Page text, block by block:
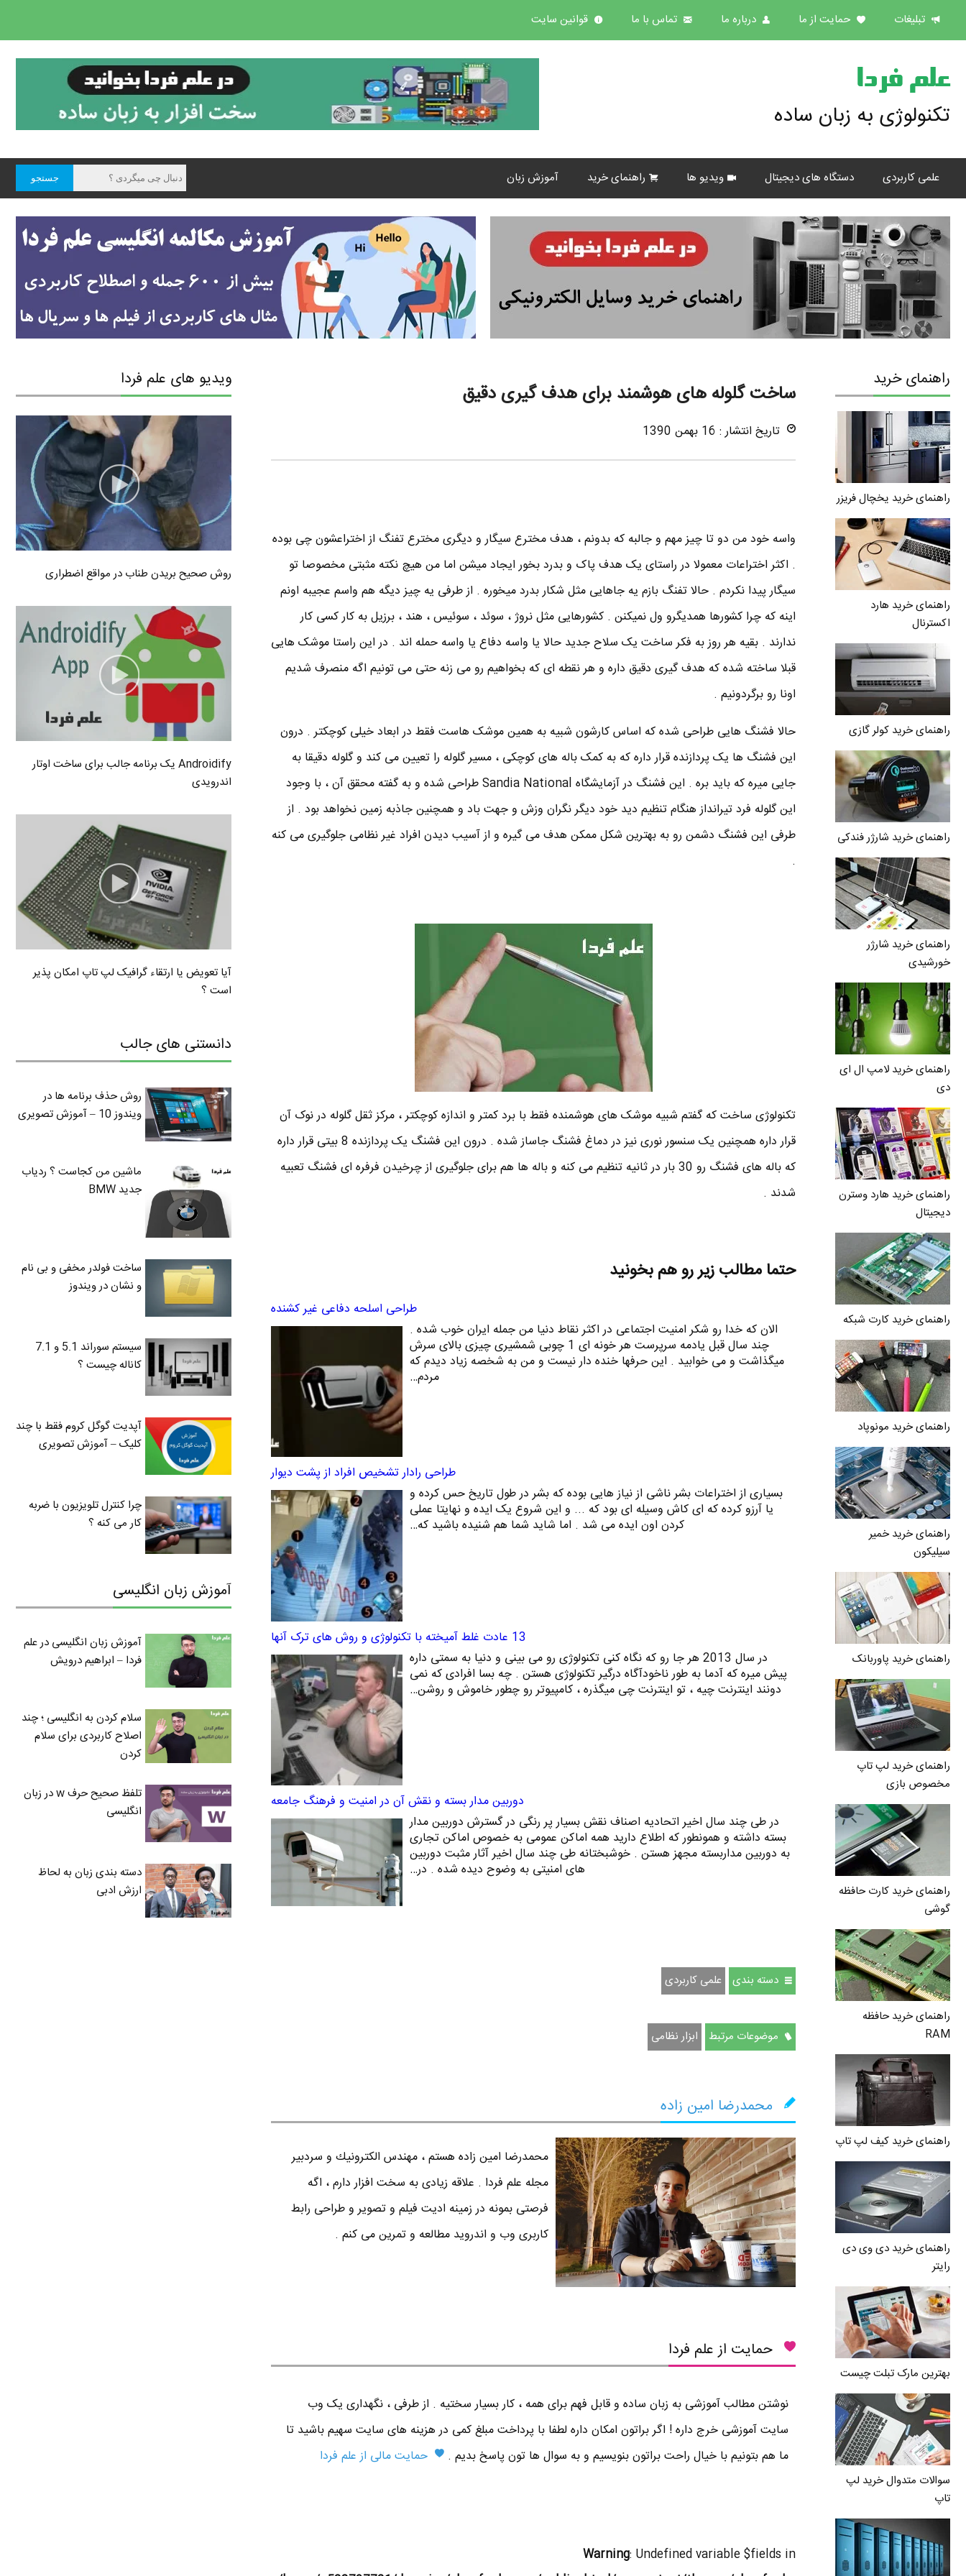
تبلیغات حمایت از ما درباره ما تماس با ما قوانین سایت
علم فردا
تکنولوژی به زبان ساده
علمی کاربردی دستگاه های دیجیتال ویدیو ها راهنمای خرید آموزش زبان
راهنمای خرید
راهنمای خرید یخچال فریزر
راهنمای خرید هارد
اکسترنال
راهنمای خرید کولر گازی
راهنمای خرید شارژر فندکی
راهنمای خرید شارژر
خورشیدی
راهنمای خرید لامپ ال ای
دی
راهنمای خرید هارد وسترن
دیجیتال
راهنمای خرید کارت شبکه
راهنمای خرید مونوپاد
راهنمای خرید خمیر
سیلیکون
راهنمای خرید پاوربانک
راهنمای خرید لپ تاپ
مخصوص بازی
راهنمای خرید کارت حافظه
گوشی
راهنمای خرید حافظه
RAM
راهنمای خرید کیف لپ تاپ
راهنمای خرید دی وی دی
رایتر
بهترین مارک تبلت چیست
سوالات متدوال خرید لپ
تاپ
ساخت گلوله های هوشمند برای هدف گیری دقیق
تاریخ انتشار : 16 بهمن 1390
واسه خود من دو تا چیز مهم و جالبه که بدونم ، هدف مخترع سیگار و دیگری مخترع تفنگ از اختراعشون چی بوده
. اکثر اختراعات معمولا در راستای یک هدف پاک و بدرد بخور ایجاد میشن اما من هیچ نکته مثبتی مخصوصا تو
سیگار پیدا نکردم . حالا تفنگ بازم یه جاهایی مثل شکار بدرد میخوره . از طرفی یه چیز دیگه هم واسم عجیبه اونم
اینه که چرا کشورها همدیگرو ول نمیکنن . کشورهایی مثل نروژ ، سوئد ، سوئیس ، هند ، برزیل به کار کسی کار
ندارند . بقیه هر روز به فکر ساخت یک سلاح جدید حالا یا واسه دفاع یا واسه حمله اند . در این راستا موشک هایی
قبلا ساخته شده که هدف گیری دقیق داره و هر نقطه ای که بخواهیم رو می زنه حتی می تونیم اگه منصرف شدیم
اونا رو برگردونیم .
حالا فشنگ هایی طراحی شده که اساس کارشون شبیه به همین موشک هاست فقط در ابعاد خیلی کوچکتر . درون
این فشنگ ها یک پردازنده قرار داره که به کمک باله های کوچکی ، مسیر گلوله را تعیین می کند و گلوله دقیقا به
جایی میره که باید بره . این فشنگ در آزمایشگاه Sandia National طراحی شده و به گفته محقق آن ، با وجود
این گلوله فرد تیرانداز هنگام تنظیم دید خود دیگر نگران وزش و جهت باد و همچنین جاذبه زمین نخواهد بود . از
طرفی این فشنگ دشمن رو به بهترین شکل ممکن هدف می گیره و از آسیب دیدن افراد غیر نظامی جلوگیری می کنه
.
تکنولوژی ساخت که گفتم شبیه موشک های هوشمنده فقط با برد کمتر و اندازه کوچکتر ، مرکز ثقل گلوله در نوک آن
قرار داره همچنین یک سنسور نوری نیز در دماغ فشنگ جاساز شده . درون این فشنگ یک پردازنده 8 بیتی قرار داره
که باله های فشنگ رو 30 بار در ثانیه تنظیم می کنه و باله ها هم برای جلوگیری از چرخیدن فرفره ای فشنگ تعبیه
شدند .
حتما مطالب زیر رو هم بخونید
طراحی اسلحه دفاعی غیر کشنده
الان که خدا رو شکر امنیت اجتماعی در اکثر نقاط دنیا من جمله ایران خوب شده .
چند سال قبل یادمه سرپرست هر خونه ای 1 چوبی شمشیری چیزی بالای سرش
میگذاشت و می خوابید . این حرفها خنده دار نیست و من به شخصه زیاد دیدم که
مردم…
طراحی رادار تشخیص افراد از پشت دیوار
بسیاری از اختراعات بشر ناشی از نیاز هایی بوده که بشر در طول تاریخ حس کرده و
یا آرزو کرده که ای کاش وسیله ای بود که ... و این شروع یک ایده و نهایتا عملی
کردن اون ایده می شد . اما شاید شما هم شنیده باشید که…
13 عادت غلط آمیخته با تکنولوژی و روش های ترک آنها
در سال 2013 هر جا رو که نگاه کنی تکنولوژی رو می بینی و دنیا به سمتی داره
پیش میره که آدما به طور ناخودآگاه درگیر تکنولوژی هستن . چه بسا افرادی که نمی
دونند اینترنت چیه ، تو اینترنت چی میگذره ، کامپیوتر رو چطور خاموش و روشن…
دوربین مدار بسته و نقش آن در امنیت و فرهنگ جامعه
در طی چند سال اخیر اتحادیه اصناف نقش بسیار پر رنگی در گسترش دوربین مدار
بسته داشته و همونطور که اطلاع دارید همه اماکن عمومی به خصوص اماکن تجاری
به دوربین مداربسته مجهز هستن . خوشبختانه طی چند سال اخیر آثار مثبت دوربین
های امنیتی به وضوح دیده شده . در…
دسته بندی علمی کاربردی
موضوعات مرتبط ابزار نظامی
محمدرضا امین زاده
محمدرضا امين زاده هستم ، مهندس الكترونيك و سردبير
مجله علم فردا . علاقه زیادی به سخت افزار دارم ، اگه
فرصتی بمونه در زمینه ادیت فیلم و تصویر و طراحی رابط
کاربری وب و اندروید مطالعه و تمرین می کنم .
حمایت از علم فردا
نوشتن مطالب آموزشی به زبان ساده و قابل فهم برای همه ، کار بسیار سختیه . از طرفی ، نگهداری یک وب
سایت آموزشی خرج داره ! اگر براتون امکان داره لطفا با پرداخت مبلغ کمی در هزینه های سایت سهیم باشید تا
ما هم بتونیم با خیال راحت براتون بنویسیم و به سوال ها تون پاسخ بدیم .
حمایت مالی از علم فردا
Warning: Undefined variable $fields in
ویدیو های علم فردا
روش صحیح بریدن طناب در مواقع اضطراری
Androidify یک برنامه جالب برای ساخت اوتار
اندرویدی
آیا تعویض یا ارتقاء گرافیک لپ تاپ امکان پذیر
است ؟
دانستنی های جالب
روش حذف برنامه ها در
ویندوز 10 – آموزش تصویری
ماشین من کجاست ؟ ردیاب
جدید BMW
ساخت فولدر مخفی و بی نام
و نشان در ویندوز
سیستم سوراند 5.1 و 7.1
کاناله چیست ؟
آپدیت گوگل کروم فقط با چند
کلیک – آموزش تصویری
چرا کنترل تلویزیون با ضربه
کار می کنه ؟
آموزش زبان انگلیسی
آموزش زبان انگلیسی در علم
فردا – ابراهیم درویش
سلام کردن به انگلیسی ؛ چند
اصلاح کاربردی برای سلام
کردن
تلفظ صحیح حرف w در زبان
انگلیسی
دسته بندی زبان به لحاظ
ارزش ادبی